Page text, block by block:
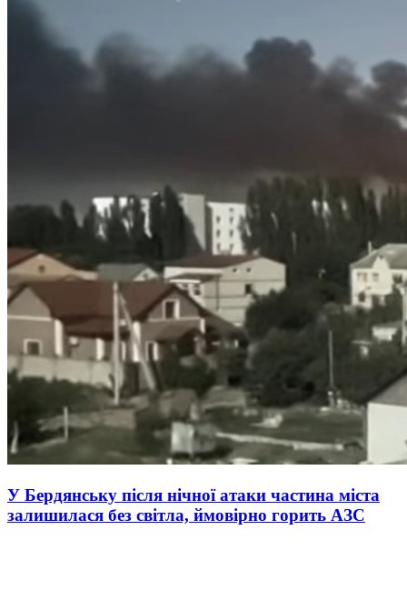
У Бердянську після нічної атаки частина міста
залишилася без світла, ймовірно горить АЗС